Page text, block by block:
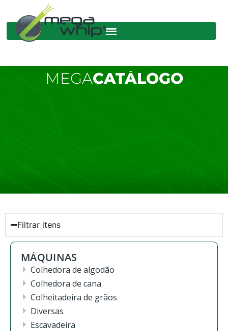
MEGACATÁLOGO
Filtrar itens
MÁQUINAS
Colhedora de algodão
Colhedora de cana
Colheitadeira de grãos
Diversas
Escavadeira